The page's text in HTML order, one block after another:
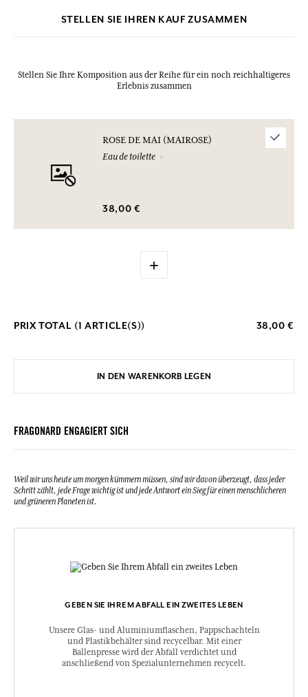
STELLEN SIE IHREN KAUF ZUSAMMEN
Stellen Sie Ihre Komposition aus der Reihe für ein noch reichhaltigeres
Erlebnis zusammen
ROSE DE MAI (MAIROSE)
Eau de toilette
38,00 €
+
PRIX TOTAL (1 ARTICLE(S)) 38,00 €
IN DEN WARENKORB LEGEN
FRAGONARD ENGAGIERT SICH
Weil wir uns heute um morgen kümmern müssen, sind wir davon überzeugt, dass jeder
Schritt zählt, jede Frage wichtig ist und jede Antwort ein Sieg für einen menschlicheren
und grüneren Planeten ist.
GEBEN SIE IHREM ABFALL EIN ZWEITES LEBEN
Unsere Glas- und Aluminiumflaschen, Pappschachteln
und Plastikbehälter sind recycelbar. Mit einer
Ballenpresse wird der Abfall verdichtet und
anschließend von Spezialunternehmen recycelt.